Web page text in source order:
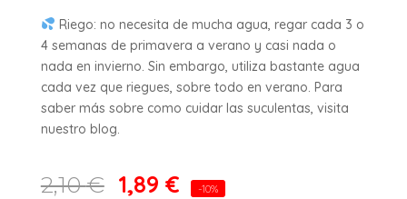
Riego: no necesita de mucha agua, regar cada 3 o
4 semanas de primavera a verano y casi nada o
nada en invierno. Sin embargo, utiliza bastante agua
cada vez que riegues, sobre todo en verano. Para
saber más sobre como cuidar las suculentas, visita
nuestro blog.
2,10€ 1,89 € -10%